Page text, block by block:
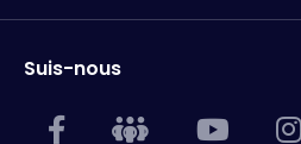
Suis-nous